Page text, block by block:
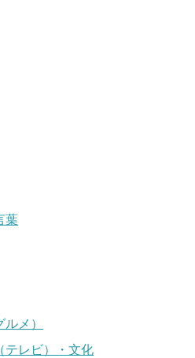
葉
メ）
テレビ）・文化